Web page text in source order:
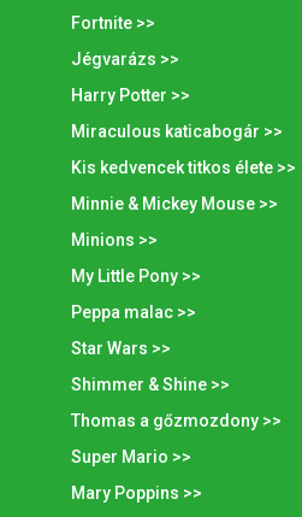
Fortnite >>
Jégvarázs >>
Harry Potter >>
Miraculous katicabogár >>
Kis kedvencek titkos élete >>
Minnie & Mickey Mouse >>
Minions >>
My Little Pony >>
Peppa malac >>
Star Wars >>
Shimmer & Shine >>
Thomas a gőzmozdony >>
Super Mario >>
Mary Poppins >>